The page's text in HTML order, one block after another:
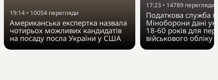
19:14 • 10054 перегляди
Американська експертка назвала
чотирьох можливих кандидатів
на посаду посла України у США
17:23 • 14789 перегляди
Податкова служба
Міноборони дані
18-60 років для
військового обліку